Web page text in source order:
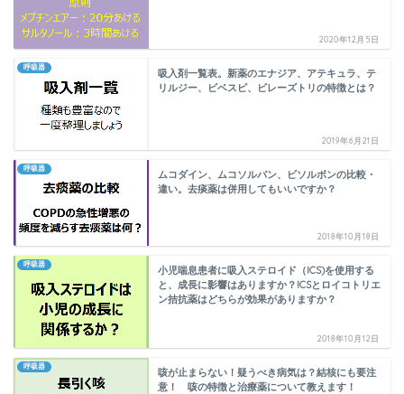
2020年12月5日
呼吸器
吸入剤一覧表。新薬のエナジア、アテキュラ、テ
リルジー、ビベスピ、ビレーズトリの特徴とは？
2019年6月21日
呼吸器
ムコダイン、ムコソルバン、ビソルボンの比較・
違い。去痰薬は併用してもいいですか？
2018年10月18日
呼吸器
小児喘息患者に吸入ステロイド（ICS)を使用する
と、成長に影響はありますか？ICSとロイコトリエ
ン拮抗薬はどちらが効果がありますか？
2018年10月12日
呼吸器
咳が止まらない！疑うべき病気は？結核にも要注
意！ 咳の特徴と治療薬について教えます！